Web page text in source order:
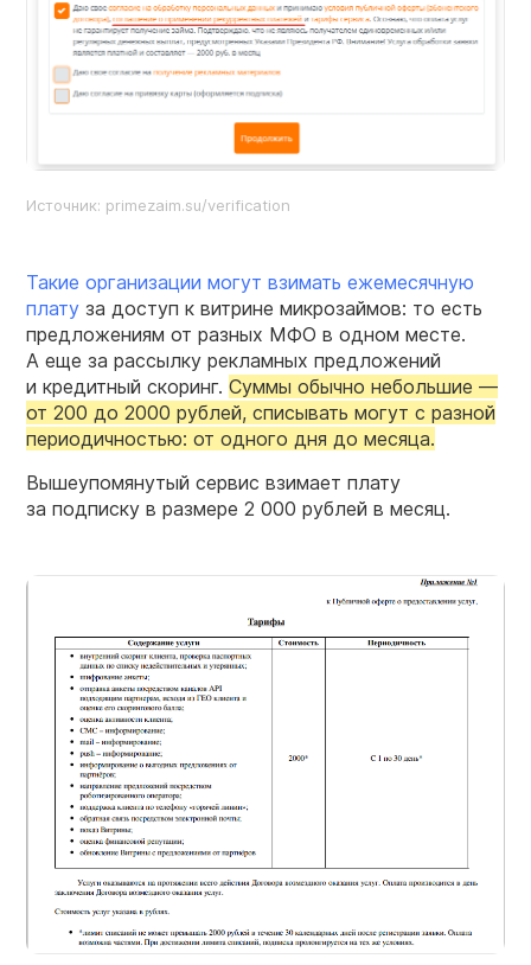
Источник: primezaim.su/verification
Такие организации могут взимать ежемесячную
плату за доступ к витрине микрозаймов: то есть
предложениям от разных МФО в одном месте.
А еще за рассылку рекламных предложений
и кредитный скоринг. Суммы обычно небольшие —
от 200 до 2000 рублей, списывать могут с разной
периодичностью: от одного дня до месяца.
Вышеупомянутый сервис взимает плату
за подписку в размере 2 000 рублей в месяц.